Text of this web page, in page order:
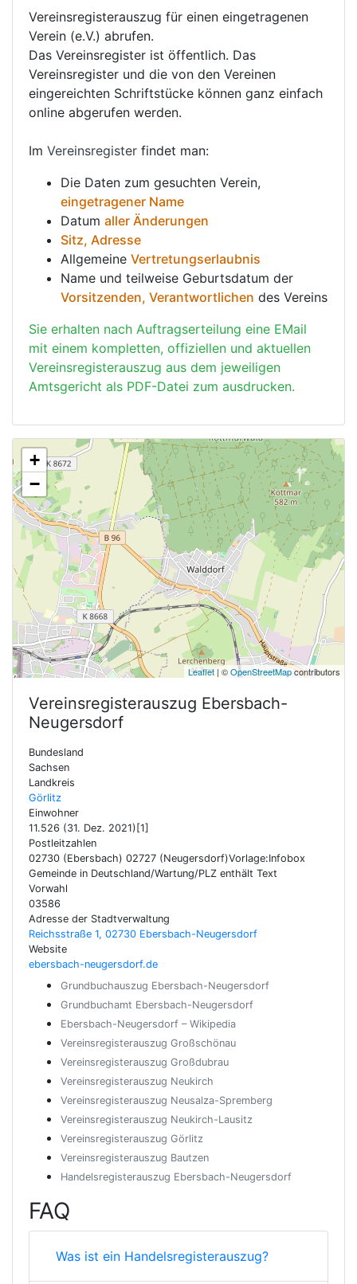
Vereinsregisterauszug für einen eingetragenen
Verein (e.V.) abrufen.
Das Vereinsregister ist öffentlich. Das
Vereinsregister und die von den Vereinen
eingereichten Schriftstücke können ganz einfach
online abgerufen werden.
Im Vereinsregister findet man:
Die Daten zum gesuchten Verein,
eingetragener Name
Datum aller Änderungen
Sitz, Adresse
Allgemeine Vertretungserlaubnis
Name und teilweise Geburtsdatum der
Vorsitzenden, Verantwortlichen des Vereins
Sie erhalten nach Auftragserteilung eine EMail
mit einem kompletten, offiziellen und aktuellen
Vereinsregisterauszug aus dem jeweiligen
Amtsgericht als PDF-Datei zum ausdrucken.
+
−
Leaflet | ©OpenStreetMapcontributors
Vereinsregisterauszug Ebersbach-
Neugersdorf
Bundesland
Sachsen
Landkreis
Görlitz
Einwohner
11.526 (31. Dez. 2021)[1]
Postleitzahlen
02730 (Ebersbach) 02727 (Neugersdorf)Vorlage:Infobox
Gemeinde in Deutschland/Wartung/PLZ enthält Text
Vorwahl
03586
Adresse der Stadtverwaltung
Reichsstraße 1, 02730 Ebersbach-Neugersdorf
Website
ebersbach-neugersdorf.de
Grundbuchauszug Ebersbach-Neugersdorf
Grundbuchamt Ebersbach-Neugersdorf
Ebersbach-Neugersdorf – Wikipedia
Vereinsregisterauszug Großschönau
Vereinsregisterauszug Großdubrau
Vereinsregisterauszug Neukirch
Vereinsregisterauszug Neusalza-Spremberg
Vereinsregisterauszug Neukirch-Lausitz
Vereinsregisterauszug Görlitz
Vereinsregisterauszug Bautzen
Handelsregisterauszug Ebersbach-Neugersdorf
FAQ
Was ist ein Handelsregisterauszug?